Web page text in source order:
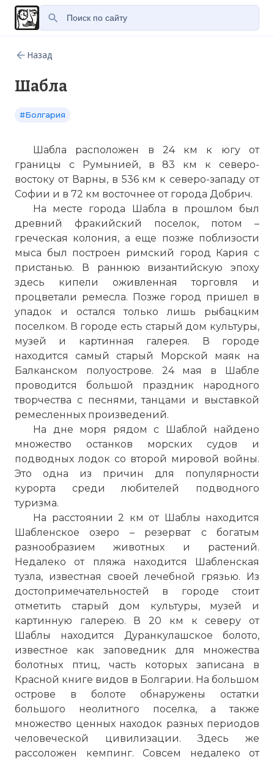
Назад
Шабла
#Болгария
Шабла расположен в 24 км к югу от
границы с Румынией, в 83 км к северо-
востоку от Варны, в 536 км к северо-западу от
Софии и в 72 км восточнее от города Добрич.
На месте города Шабла в прошлом был
древний фракийский поселок, потом –
греческая колония, а еще позже поблизости
мыса был построен римский город Кария с
пристанью. В раннюю византийскую эпоху
здесь кипели оживленная торговля и
процветали ремесла. Позже город пришел в
упадок и остался только лишь рыбацким
поселком. В городе есть старый дом культуры,
музей и картинная галерея. В городе
находится самый старый Морской маяк на
Балканском полуострове. 24 мая
в Шабле
проводится большой праздник народного
творчества с песнями, танцами и выставкой
ремесленных произведений.
На дне моря рядом с Шаблой найдено
множество останков морских судов и
подводных лодок со второй мировой войны.
Это одна из причин для популярности
курорта среди любителей подводного
туризма.
На расстоянии 2 км от Шаблы находится
Шабленское озеро – резерват с богатым
разнообразием животных и растений.
Недалеко от пляжа находится Шабленская
тузла, известная своей лечебной грязью. Из
достопримечательностей в городе стоит
отметить старый дом культуры, музей и
картинную галерею. В 20 км к северу от
Шаблы находится Дуранкулашское болото,
известное как заповедник для множества
болотных птиц, часть которых записана в
Красной книге видов в Болгарии. На большом
острове в болоте обнаружены остатки
большого неолитного поселка, а также
множество ценных находок разных периодов
человеческой цивилизации. Здесь же
рассоложен кемпинг. Совсем недалеко от